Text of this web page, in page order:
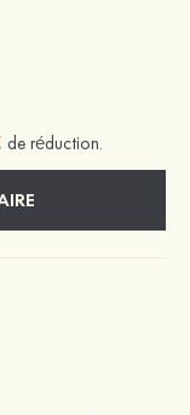
de réduction.